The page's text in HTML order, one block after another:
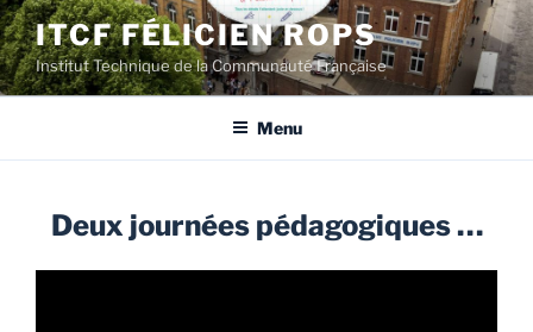
Aller
au
contenu
principal
ITCF FÉLICIEN ROPS
Institut Technique de la Communauté Française
Menu
Deux journées pédagogiques …